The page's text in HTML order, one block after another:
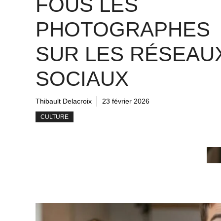
PHOTOGRAPHES
SUR LES
SOCIAUX
Thibault Delacroix 23 février 2026
CULTURE